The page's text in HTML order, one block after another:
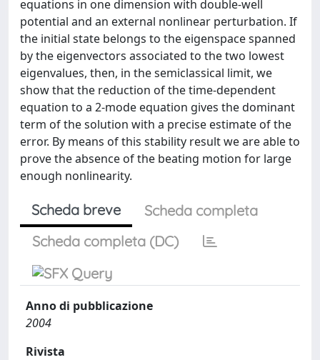
equations in one dimension with double-well
potential and an external nonlinear perturbation. If
the initial state belongs to the eigenspace spanned
by the eigenvectors associated to the two lowest
eigenvalues, then, in the semiclassical limit, we
show that the reduction of the time-dependent
equation to a 2-mode equation gives the dominant
term of the solution with a precise estimate of the
error. By means of this stability result we are able to
prove the absence of the beating motion for large
enough nonlinearity.
Scheda breve
Scheda completa
Scheda completa (DC)
Anno di pubblicazione
2004
Rivista